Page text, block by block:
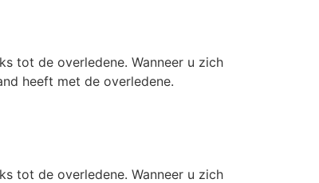
tot de overledene. Wanneer u zich
heeft met de overledene.
tot de overledene. Wanneer u zich